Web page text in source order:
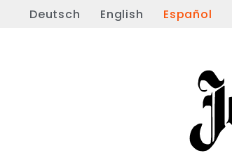
Deutsch English Español